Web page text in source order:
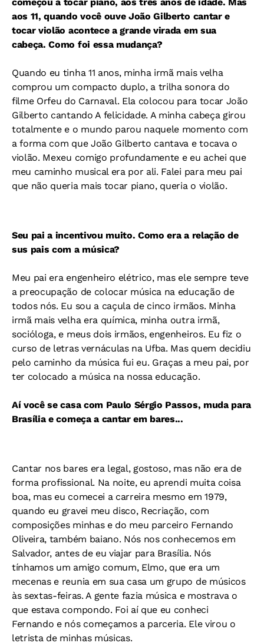
aos 11, quando você ouve João Gilberto cantar e
tocar violão acontece a grande virada em sua
cabeça. Como foi essa mudança?
Quando eu tinha 11 anos, minha irmã mais velha
comprou um compacto duplo, a trilha sonora do
filme Orfeu do Carnaval. Ela colocou para tocar João
Gilberto cantando A felicidade. A minha cabeça girou
totalmente e o mundo parou naquele momento com
a forma com que João Gilberto cantava e tocava o
violão. Mexeu comigo profundamente e eu achei que
meu caminho musical era por ali. Falei para meu pai
que não queria mais tocar piano, queria o violão.
Seu pai a incentivou muito. Como era a relação de
sus pais com a música?
Meu pai era engenheiro elétrico, mas ele sempre teve
a preocupação de colocar música na educação de
todos nós. Eu sou a caçula de cinco irmãos. Minha
irmã mais velha era química, minha outra irmã,
socióloga, e meus dois irmãos, engenheiros. Eu fiz o
curso de letras vernáculas na Ufba. Mas quem decidiu
pelo caminho da música fui eu. Graças a meu pai, por
ter colocado a música na nossa educação.
Aí você se casa com Paulo Sérgio Passos, muda para
Brasília e começa a cantar em bares...
Cantar nos bares era legal, gostoso, mas não era de
forma profissional. Na noite, eu aprendi muita coisa
boa, mas eu comecei a carreira mesmo em 1979,
quando eu gravei meu disco, Recriação, com
composições minhas e do meu parceiro Fernando
Oliveira, também baiano. Nós nos conhecemos em
Salvador, antes de eu viajar para Brasília. Nós
tínhamos um amigo comum, Elmo, que era um
mecenas e reunia em sua casa um grupo de músicos
às sextas-feiras. A gente fazia música e mostrava o
que estava compondo. Foi aí que eu conheci
Fernando e nós começamos a parceria. Ele virou o
letrista de minhas músicas.